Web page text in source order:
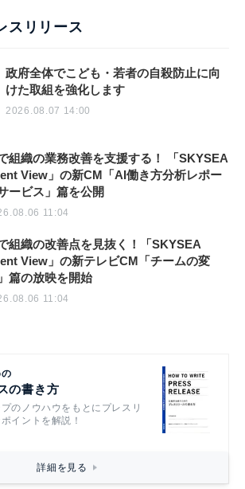
スリリース
政府全体でこども・若者の自殺防止に向
けた取組を強化します
2026.08.07 14:00
組織の業務改善を支援する！ 「SKYSEA
View」の新CM「AI働き方分析レポー
ービス」篇を公開
11:04
組織の改善点を見抜く！「SKYSEA
View」の新テレビCM「チームの変
篇の放映を開始
11:04
の書き方
のノウハウをもとにプレスリ
イントを解説！
詳細を見る